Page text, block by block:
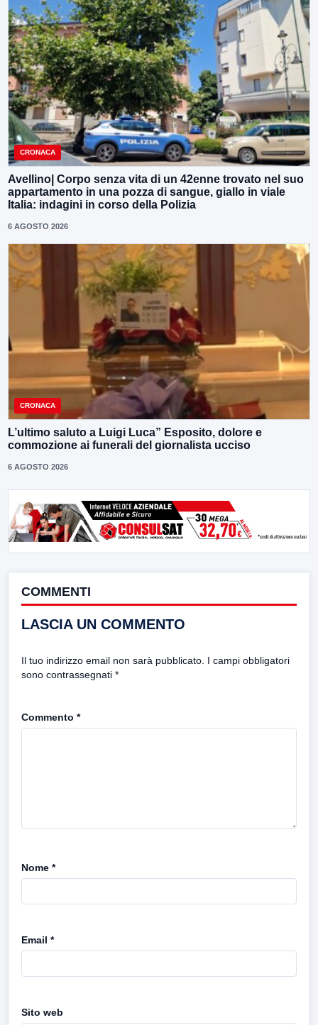
CRONACA
Avellino| Corpo senza vita di un 42enne trovato nel suo
appartamento in una pozza di sangue, giallo in viale
Italia: indagini in corso della Polizia
6 AGOSTO 2026
CRONACA
L’ultimo saluto a Luigi Luca” Esposito, dolore e
commozione ai funerali del giornalista ucciso
6 AGOSTO 2026
COMMENTI
LASCIA UN COMMENTO
Il tuo indirizzo email non sarà pubblicato. I campi obbligatori
sono contrassegnati *
Commento *
Nome *
Email *
Sito web